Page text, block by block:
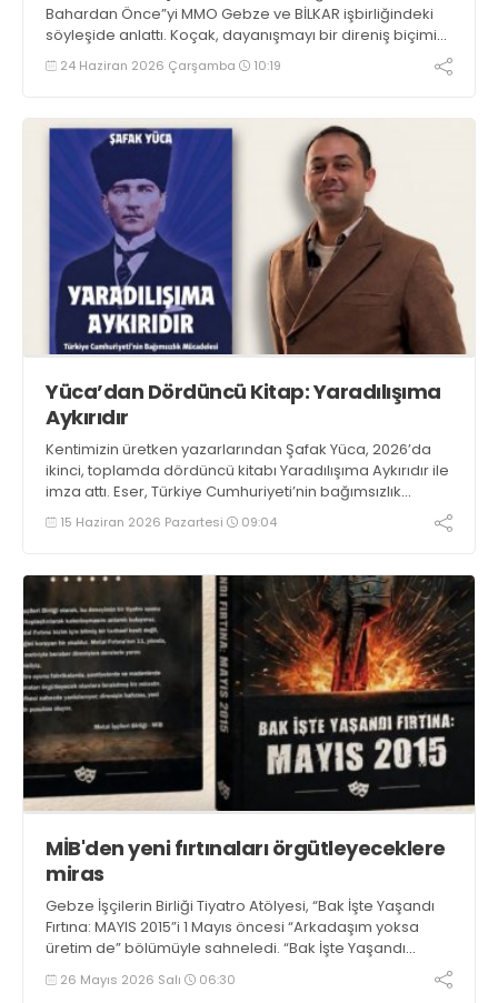
Bahardan Önce”yi MMO Gebze ve BİLKAR işbirliğindeki
söyleşide anlattı. Koçak, dayanışmayı bir direniş biçimi
olarak ele aldığını belirtti.
24 Haziran 2026 Çarşamba 10:19
Yüca’dan Dördüncü Kitap: Yaradılışıma
Aykırıdır
Kentimizin üretken yazarlarından Şafak Yüca, 2026’da
ikinci, toplamda dördüncü kitabı Yaradılışıma Aykırıdır ile
imza attı. Eser, Türkiye Cumhuriyeti’nin bağımsızlık
mücadelesini farklı sorular ve titiz bir araştırma ile ele
alıyor.
15 Haziran 2026 Pazartesi 09:04
MİB'den yeni fırtınaları örgütleyeceklere
miras
Gebze İşçilerin Birliği Tiyatro Atölyesi, “Bak İşte Yaşandı
Fırtına: MAYIS 2015”i 1 Mayıs öncesi “Arkadaşım yoksa
üretim de” bölümüyle sahneledi. “Bak İşte Yaşandı
Fırtına: MAYIS 2015” adıyla MİB tarafından kitaplaşan
çalışmanın, yeni fırtınaları örgütleyeceklere miras olması
26 Mayıs 2026 Salı 06:30